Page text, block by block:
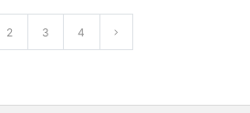
2 3 4